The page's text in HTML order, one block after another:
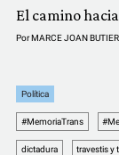
El camino
PorMARCE JOAN
Política
#MemoriaTrans
dictadura travestis y